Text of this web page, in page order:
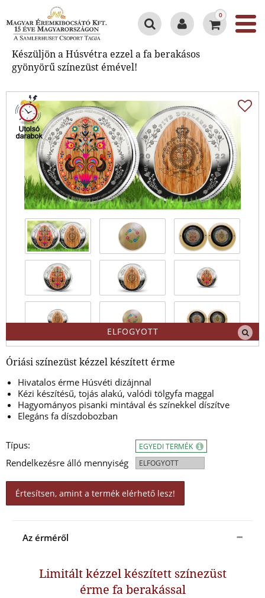
0
Készüljön a Húsvétra ezzel a fa berakásos
gyönyörű színezüst émével!
ELFOGYOTT
Óriási színezüst kézzel készített érme
Hivatalos érme Húsvéti dizájnnal
Kézi készítésű, tojás alakú, valódi tölgyfa maggal
Hagyományos pisanki mintával és színekkel díszítve
Elegáns fa díszdobozban
Típus:
Rendelkezésre álló mennyiség
EGYEDI TERMÉK
ELFOGYOTT
Értesítsen, amint a termék elérhető lesz!
Az érméről
Limitált kézzel készített színezüst
érme fa berakással